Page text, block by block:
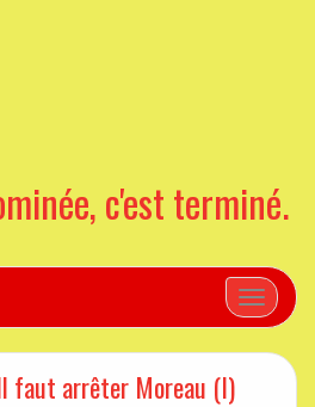
c'est terminé.
Toggle
faut arrêter Moreau (I)